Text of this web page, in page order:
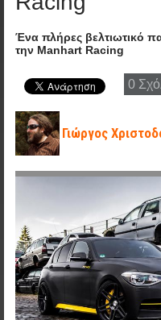
Ένα πλήρες βελτιωτικό
την Manhart Racing
0
Γιώργος